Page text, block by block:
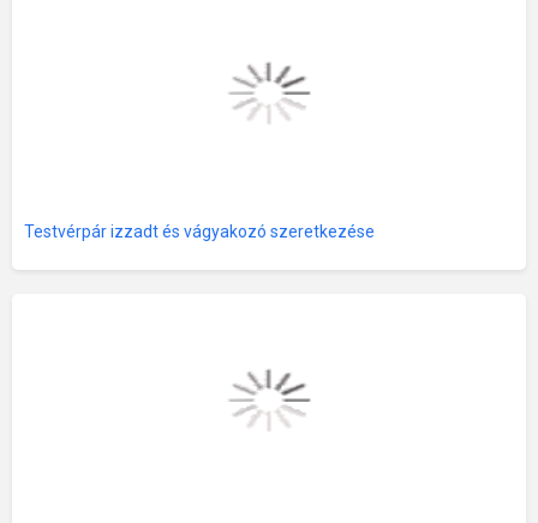
Testvérpár izzadt és vágyakozó szeretkezése